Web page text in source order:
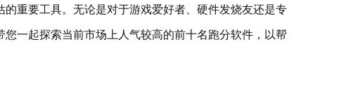
重要工具。无论是对于游戏爱好者、硬件发烧友还是专
一起探索当前市场上人气较高的前十名跑分软件，以帮